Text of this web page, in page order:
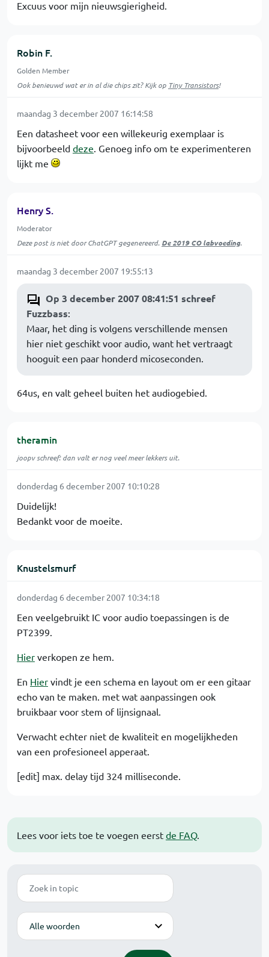
Lees voor iets toe te voegen eerst de FAQ.
Zoek
Modus
Excuus voor mijn nieuwsgierigheid.
Robin F.
Golden Member
Ook benieuwd wat er in al die chips zit? Kijk op Tiny Transistors!
maandag 3 december 2007 16:14:58
Een datasheet voor een willekeurig exemplaar is
bijvoorbeeld deze. Genoeg info om te experimenteren
lijkt me
Henry S.
Moderator
Deze post is niet door ChatGPT gegenereerd. De 2019 CO labvoeding.
maandag 3 december 2007 19:55:13
Op 3 december 2007 08:41:51 schreef
Fuzzbass:
Maar, het ding is volgens verschillende mensen
hier niet geschikt voor audio, want het vertraagt
hooguit een paar honderd micoseconden.
64us, en valt geheel buiten het audiogebied.
theramin
joopv schreef: dan valt er nog veel meer lekkers uit.
donderdag 6 december 2007 10:10:28
Duidelijk!
Bedankt voor de moeite.
Knustelsmurf
donderdag 6 december 2007 10:34:18
Een veelgebruikt IC voor audio toepassingen is de
PT2399.
Hier verkopen ze hem.
En Hier vindt je een schema en layout om er een gitaar
echo van te maken. met wat aanpassingen ook
bruikbaar voor stem of lijnsignaal.
Verwacht echter niet de kwaliteit en mogelijkheden
van een profesioneel apperaat.
[edit] max. delay tijd 324 milliseconde.